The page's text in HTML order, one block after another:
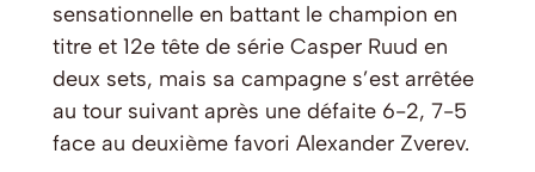
sensationnelle en battant le champion en
titre et 12e tête de série Casper Ruud en
deux sets, mais sa campagne s’est arrêtée
au tour suivant après une défaite 6-2, 7-5
face au deuxième favori Alexander Zverev.